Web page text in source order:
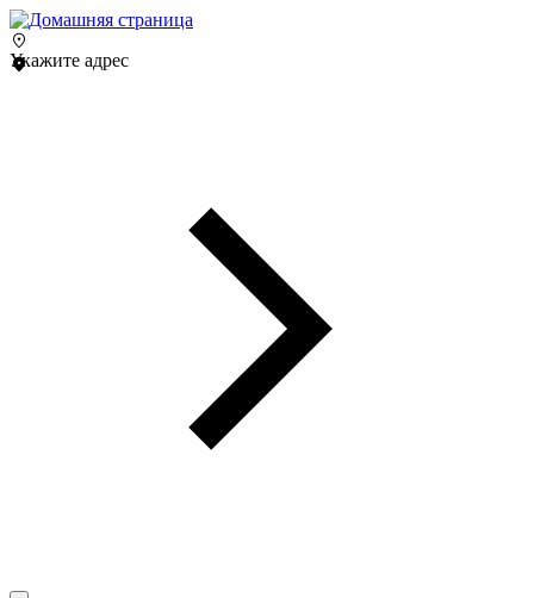
Укажите адрес